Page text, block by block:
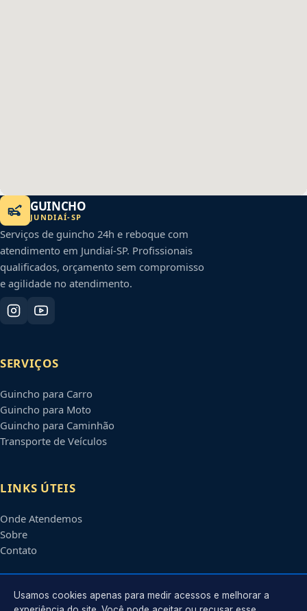
GUINCHO
JUNDIAÍ-SP
Serviços de guincho 24h e reboque com
atendimento em Jundiaí-SP. Profissionais
qualificados, orçamento sem compromisso
e agilidade no atendimento.
SERVIÇOS
Guincho para Carro
Guincho para Moto
Guincho para Caminhão
Transporte de Veículos
LINKS ÚTEIS
Onde Atendemos
Sobre
Contato
CONTATO
Usamos cookies apenas para medir acessos e melhorar a